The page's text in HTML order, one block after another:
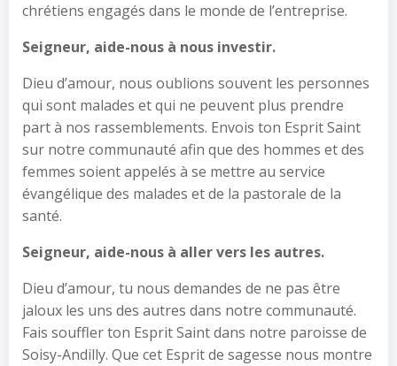
chrétiens engagés dans le monde de l’entreprise.
Seigneur, aide-nous à nous investir.
Dieu d’amour, nous oublions souvent les personnes
qui sont malades et qui ne peuvent plus prendre
part à nos rassemblements. Envois ton Esprit Saint
sur notre communauté afin que des hommes et des
femmes soient appelés à se mettre au service
évangélique des malades et de la pastorale de la
santé.
Seigneur, aide-nous à aller vers les autres.
Dieu d’amour, tu nous demandes de ne pas être
jaloux les uns des autres dans notre communauté.
Fais souffler ton Esprit Saint dans notre paroisse de
Soisy-Andilly. Que cet Esprit de sagesse nous montre